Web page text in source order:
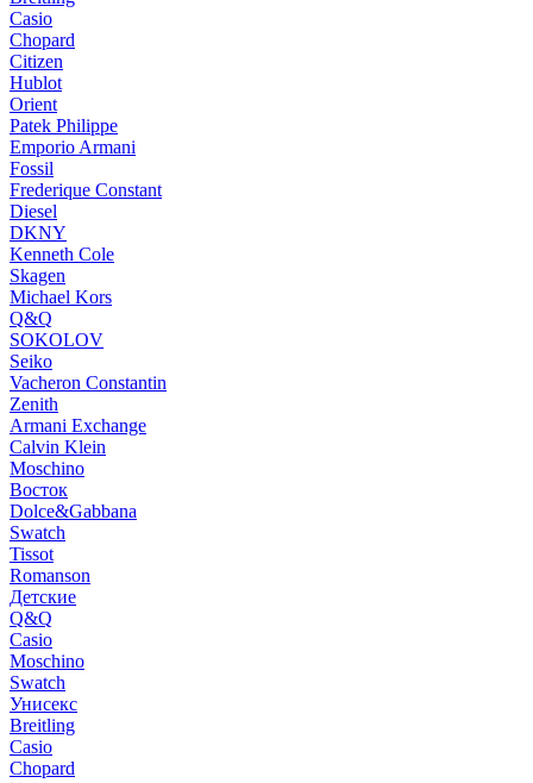
Casio
Chopard
Citizen
Hublot
Orient
Patek Philippe
Emporio Armani
Fossil
Frederique Constant
Diesel
DKNY
Kenneth Cole
Skagen
Michael Kors
Q&Q
SOKOLOV
Seiko
Vacheron Constantin
Zenith
Armani Exchange
Calvin Klein
Moschino
Восток
Dolce&Gabbana
Swatch
Tissot
Romanson
Детские
Q&Q
Casio
Moschino
Swatch
Унисекс
Breitling
Casio
Chopard